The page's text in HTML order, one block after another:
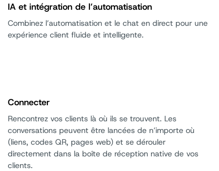
IA et intégration de l’automatisation
Combinez l’automatisation et le chat en direct pour une
expérience client fluide et intelligente.
Connecter
Rencontrez vos clients là où ils se trouvent. Les
conversations peuvent être lancées de n’importe où
(liens, codes QR, pages web) et se dérouler
directement dans la boîte de réception native de vos
clients.